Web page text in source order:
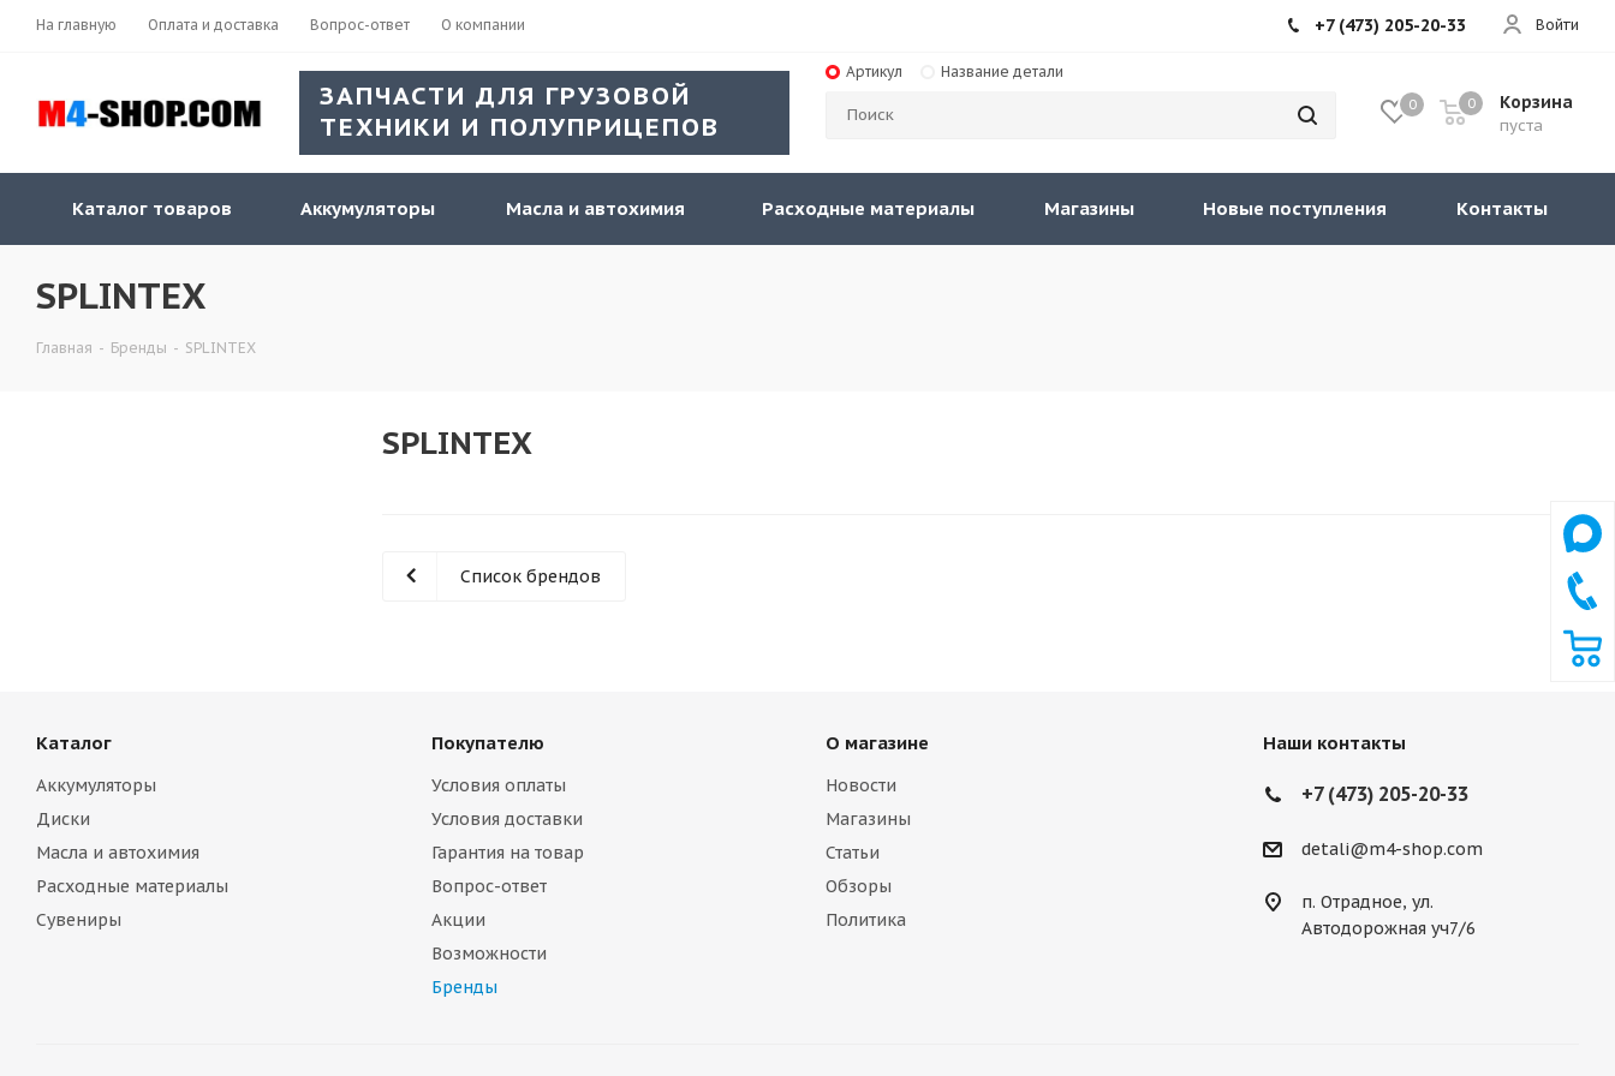
На главную Оплата и доставка Вопрос-ответ О компании Войти
+7 (473) 205-20-33
ЗАПЧАСТИ ДЛЯ ГРУЗОВОЙ
ТЕХНИКИ И ПОЛУПРИЦЕПОВ
Артикул Название детали
0 Корзина
пуста
0
Каталог товаров Аккумуляторы Масла и автохимия Расходные материалы Магазины Новые поступления Контакты
SPLINTEX
Главная - Бренды - SPLINTEX
SPLINTEX
Список брендов
Каталог
Аккумуляторы
Диски
Масла и автохимия
Расходные материалы
Сувениры
Покупателю
Условия оплаты
Условия доставки
Гарантия на товар
Вопрос-ответ
Акции
Возможности
Бренды
О магазине
Новости
Магазины
Статьи
Обзоры
Политика
Наши контакты
+7 (473) 205-20-33
detali@m4-shop.com
п. Отрадное, ул.
Автодорожная уч7/6